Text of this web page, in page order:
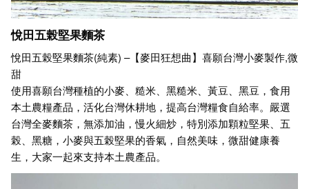
悅田五榖堅果麵茶
悅田五榖堅果麵茶(純素) –【麥田狂想曲】喜願台灣小麥製作,微
甜
使用喜願台灣種植的小麥、糙米、黑糙米、黃豆、黑豆，食用
本土農糧產品，活化台灣休耕地，提高台灣糧食自給率。嚴選
台灣全麥麵茶，無添加油，慢火細炒，特別添加顆粒堅果、五
榖、黑糖，小麥與五榖堅果的香氣，自然美味，微甜健康養
生，大家一起來支持本土農產品。